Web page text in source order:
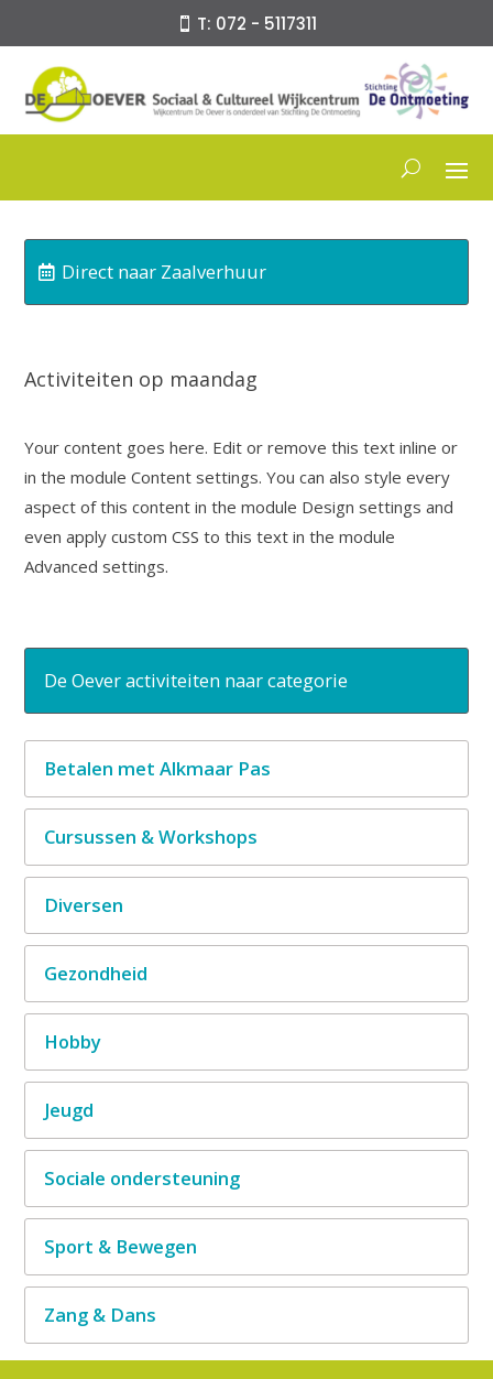
T: 072 - 5117311
Direct naar Zaalverhuur
Activiteiten op maandag
Your content goes here. Edit or remove this text inline or
in the module Content settings. You can also style every
aspect of this content in the module Design settings and
even apply custom CSS to this text in the module
Advanced settings.
De Oever activiteiten naar categorie
Betalen met Alkmaar Pas
Cursussen & Workshops
Diversen
Gezondheid
Hobby
Jeugd
Sociale ondersteuning
Sport & Bewegen
Zang & Dans